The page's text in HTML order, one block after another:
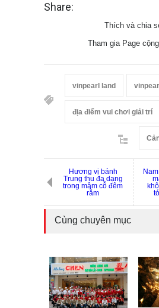
Share:
Thích và chia
Tham gia Page
vinpearl land vinpearl
địa điểm vui chơi giải trí
Hương vị bánh
Trung thu đa dạng
trong mâm cỗ đêm
rằm
Cùng chuyên mục